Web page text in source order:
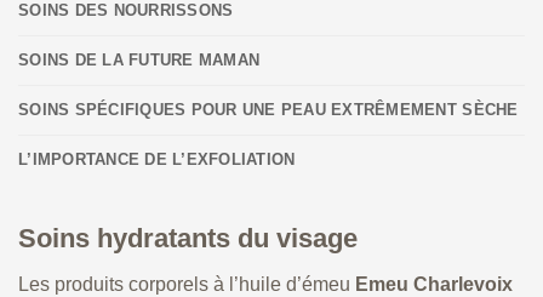
SOINS DES NOURRISSONS
SOINS DE LA FUTURE MAMAN
SOINS SPÉCIFIQUES POUR UNE PEAU EXTRÊMEMENT SÈCHE
L’IMPORTANCE DE L’EXFOLIATION
Soins hydratants du visage
Les produits corporels à l’huile d’émeu Emeu Charlevoix